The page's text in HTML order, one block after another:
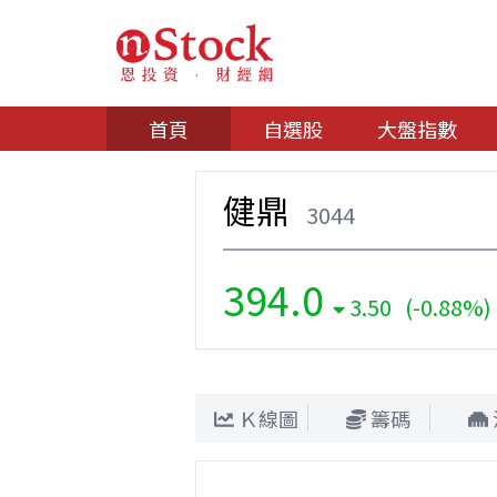
首頁 自選股 大盤指數
健鼎 3044
394.0 3.50 (-0.88%)
Ｋ線圖 籌碼